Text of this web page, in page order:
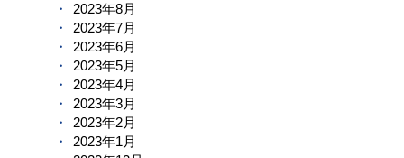
2023年8月
2023年7月
2023年6月
2023年5月
2023年4月
2023年3月
2023年2月
2023年1月